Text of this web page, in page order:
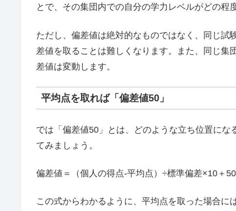
とで、その集団内での自分の学力レベルがどの程
ただし、偏差値は絶対的なものではなく、同じ試
差値を取ることは難しくなります。また、同じ集
差値は変動します。
平均点を取れば「偏差値50」
では「偏差値50」とは、どのような立ち位置に
てみましょう。
偏差値＝（個人の得点-平均点）÷標準偏差×10＋50
この式からわかるように、平均点を取った場合に